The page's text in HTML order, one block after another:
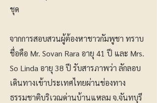
ชุด
จากการสอบสวนผู้ต้องหาชาวกัมพูชา ทราบ
ชื่อคือ Mr. Sovan Rara อายุ 41 ปี และ Mrs.
So Linda อายุ 38 ปี รับสารภาพว่า ลักลอบ
เดินทางเข้าประเทศไทยผ่านช่องทาง
ธรรมชาติบริเวณด่านบ้านแหลม จ.จันทบุรี